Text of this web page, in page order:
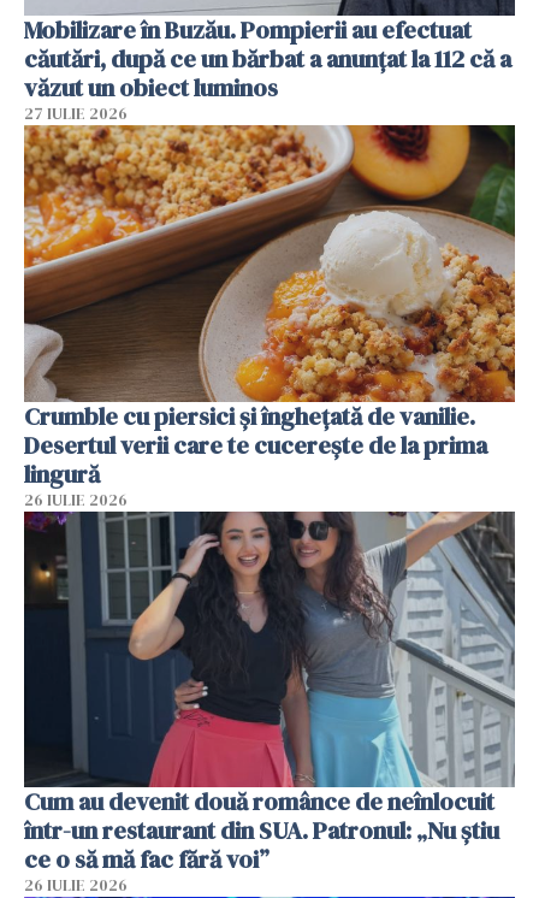
Mobilizare în Buzău. Pompierii au efectuat
căutări, după ce un bărbat a anunțat la 112 că a
văzut un obiect luminos
27 IULIE 2026
Crumble cu piersici și înghețată de vanilie.
Desertul verii care te cucerește de la prima
lingură
26 IULIE 2026
Cum au devenit două românce de neînlocuit
într-un restaurant din SUA. Patronul: „Nu știu
ce o să mă fac fără voi”
26 IULIE 2026